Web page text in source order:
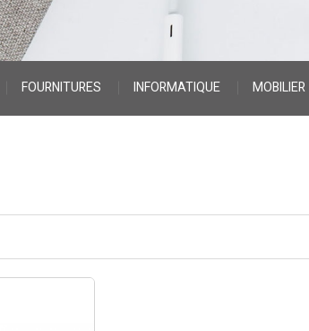
FOURNITURES INFORMATIQUE MOBILIER